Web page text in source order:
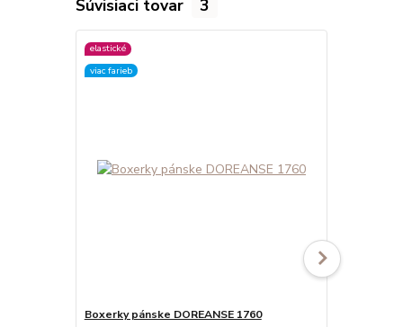
Súvisiaci tovar 3
elastické
viac farieb
Boxerky pánske DOREANSE 1760